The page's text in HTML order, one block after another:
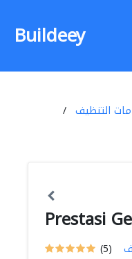
Buildeey
التنظيف
Prestasi
(5)